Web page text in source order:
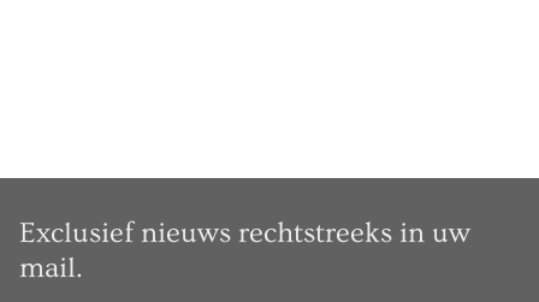
Exclusief nieuws rechtstreeks in uw
mail.